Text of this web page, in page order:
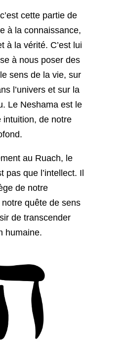
cette partie de
à la connaissance,
à la vérité. C’est lui
à nous poser des
sens de la vie, sur
l’univers et sur la
Le Neshama est le
intuition, de notre
au Ruach, le
pas que l’intellect. Il
de notre
quête de sens
de transcender
humaine.